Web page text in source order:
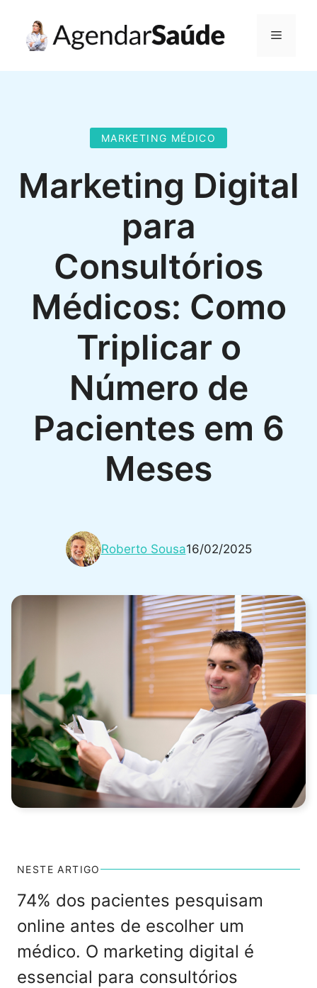
Menu
MARKETING MÉDICO
Marketing Digital
para
Consultórios
Médicos: Como
Triplicar o
Número de
Pacientes em 6
Meses
Roberto Sousa16/02/2025
NESTE ARTIGO
74% dos pacientes pesquisam
online antes de escolher um
médico. O marketing digital é
essencial para consultórios